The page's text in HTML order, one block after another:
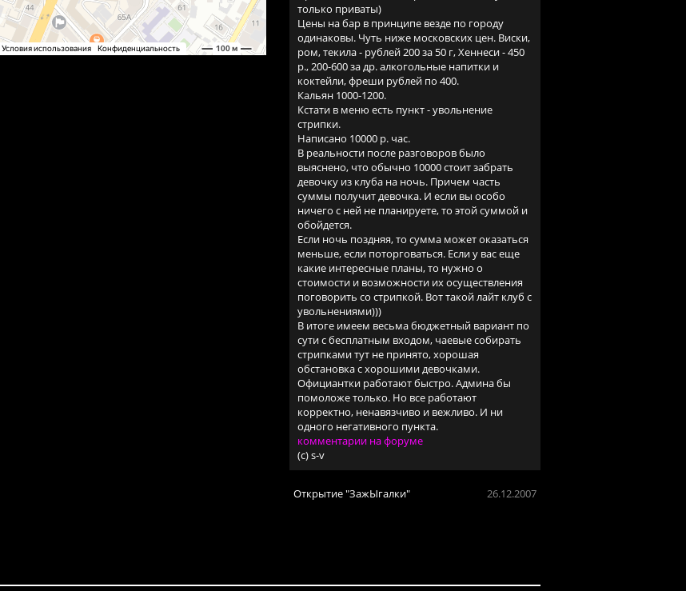
только приваты)
Цены на бар в принципе везде по городу
одинаковы. Чуть ниже московских цен. Виски,
ром, текила - рублей 200 за 50 г, Хеннеси - 450
р., 200-600 за др. алкогольные напитки и
коктейли, фреши рублей по 400.
Кальян 1000-1200.
Кстати в меню есть пункт - увольнение
стрипки.
Написано 10000 р. час.
В реальности после разговоров было
выяснено, что обычно 10000 стоит забрать
девочку из клуба на ночь. Причем часть
суммы получит девочка. И если вы особо
ничего с ней не планируете, то этой суммой и
обойдется.
Если ночь поздняя, то сумма может оказаться
меньше, если поторговаться. Если у вас еще
какие интересные планы, то нужно о
стоимости и возможности их осуществления
поговорить со стрипкой. Вот такой лайт клуб с
увольнениями)))
В итоге имеем весьма бюджетный вариант по
сути с бесплатным входом, чаевые собирать
стрипками тут не принято, хорошая
обстановка с хорошими девочками.
Официантки работают быстро. Админа бы
помоложе только. Но все работают
корректно, ненавязчиво и вежливо. И ни
одного негативного пункта.
комментарии на форуме
(c) s-v
26.12.2007
Открытие "ЗажЫгалки"